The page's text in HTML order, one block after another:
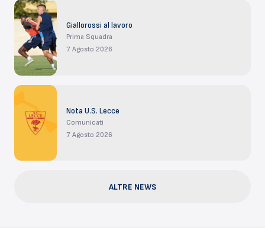
Giallorossi al lavoro
Prima Squadra
7 Agosto 2026
Nota U.S. Lecce
Comunicati
7 Agosto 2026
ALTRE NEWS